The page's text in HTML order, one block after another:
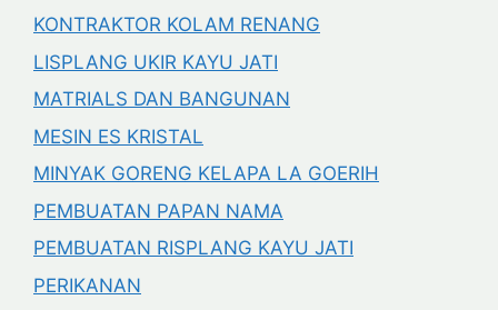
KONTRAKTOR KOLAM RENANG
LISPLANG UKIR KAYU JATI
MATRIALS DAN BANGUNAN
MESIN ES KRISTAL
MINYAK GORENG KELAPA LA GOERIH
PEMBUATAN PAPAN NAMA
PEMBUATAN RISPLANG KAYU JATI
PERIKANAN